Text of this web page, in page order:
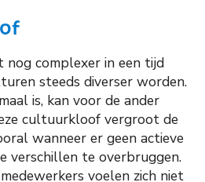
complexer in een tijd
steeds diverser worden.
is, kan voor de ander
cultuurkloof vergroot de
wanneer er geen actieve
verschillen te overbruggen.
voelen zich niet